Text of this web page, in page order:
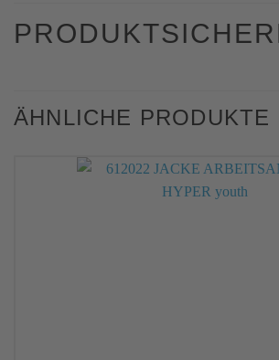
ÄHNLICHE PRODUKTE